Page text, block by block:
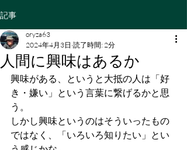
記事
人間に興味はあるか
oryza63
2024年4月3日 読了時間: 2分
興味がある、というと大抵の人は「好
き・嫌い」という言葉に繋げるかと思
う。
しかし興味というのはそういったもの
ではなく、「いろいろ知りたい」とい